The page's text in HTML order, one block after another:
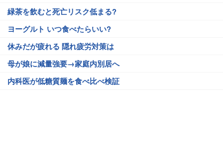
緑茶を飲むと死亡リスク低まる?
ヨーグルト いつ食べたらいい?
休みだが疲れる 隠れ疲労対策は
母が娘に減量強要→家庭内別居へ
内科医が低糖質麺を食べ比べ検証